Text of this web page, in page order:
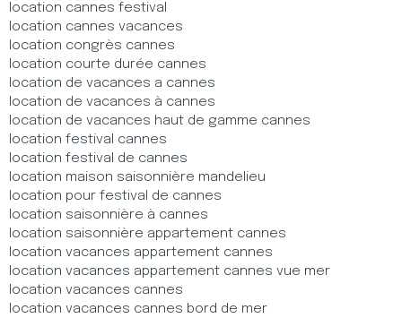
location cannes festival
location cannes vacances
location congrès cannes
location courte durée cannes
location de vacances a cannes
location de vacances à cannes
location de vacances haut de gamme cannes
location festival cannes
location festival de cannes
location maison saisonnière mandelieu
location pour festival de cannes
location saisonnière à cannes
location saisonnière appartement cannes
location vacances appartement cannes
location vacances appartement cannes vue mer
location vacances cannes
location vacances cannes bord de mer